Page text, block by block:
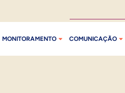
MONITORAMENTO COMUNICAÇÃO